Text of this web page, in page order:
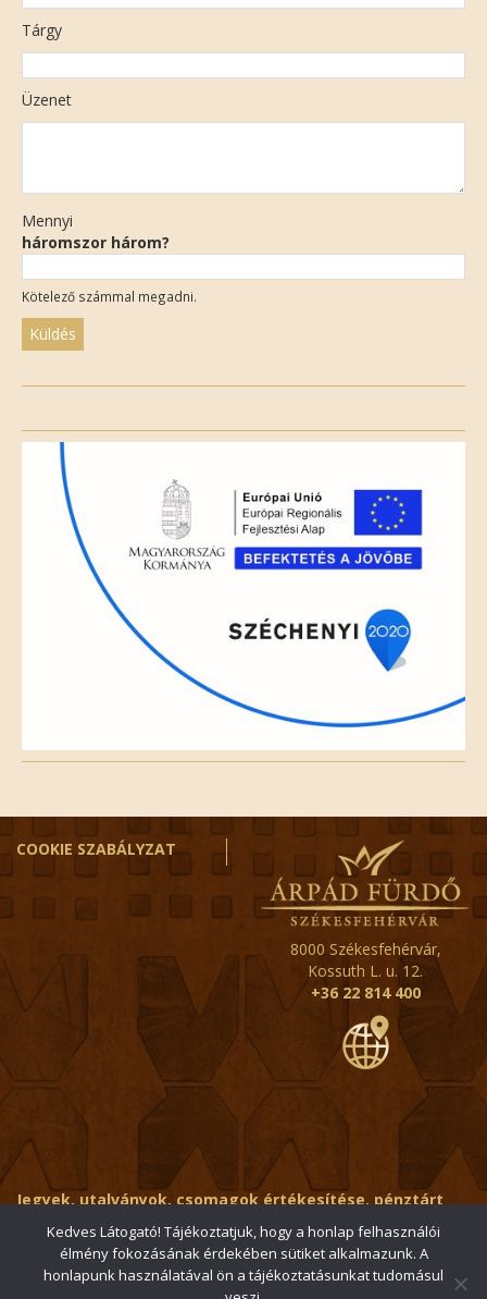
Tárgy
Üzenet
Mennyi
háromszor három?
Kötelező számmal megadni.
field
empty.
COOKIE SZABÁLYZAT
8000 Székesfehérvár,
Kossuth L. u. 12.
+36 22 814 400
Jegyek, utalványok, csomagok értékesítése, pénztárt
érintő kérdések:
ertekesito@fehervar-arpadfurdo.hu
Általános érdeklődés: info@fehervar-arpadfurdo.hu
Kedves Látogató! Tájékoztatjuk, hogy a honlap felhasználói
élmény fokozásának érdekében sütiket alkalmazunk. A
honlapunk használatával ön a tájékoztatásunkat tudomásul